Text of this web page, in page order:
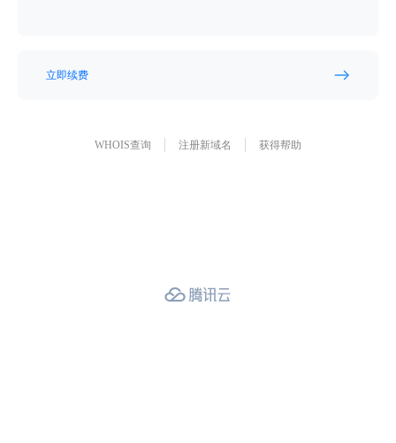
立即续费
WHOIS查询 注册新域名 获得帮助